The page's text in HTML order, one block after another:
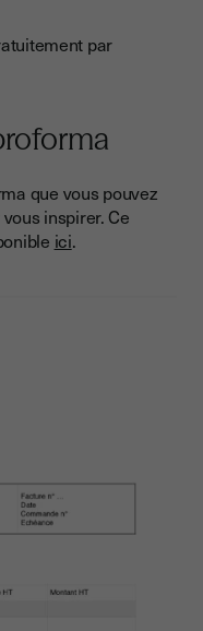
par
que vous pouvez
inspirer. Ce
ici.